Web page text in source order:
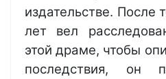
издательстве. После
лет вел
этой драме, чтобы
последствия, он